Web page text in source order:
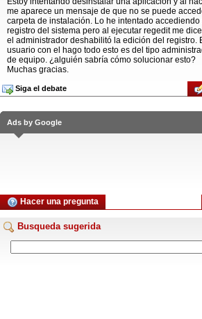
me aparece un mensaje de que no se puede
carpeta de instalación. Lo he intentado accediendo
registro del sistema pero al ejecutar regedit me
el administrador deshabilitó la edición del registro.
usuario con el hago todo esto es del tipo
de equipo. ¿alguién sabría cómo solucionar esto?
Muchas gracias.
Siga el debate
Ads by Google
Hacer una pregunta
Busqueda sugerida